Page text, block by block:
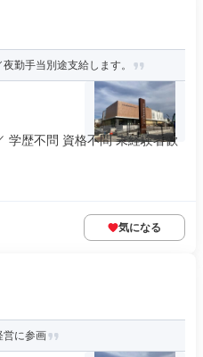
勤手当別途支給します。
学歴不問 資格不問 未経験者歓
気になる
に参画